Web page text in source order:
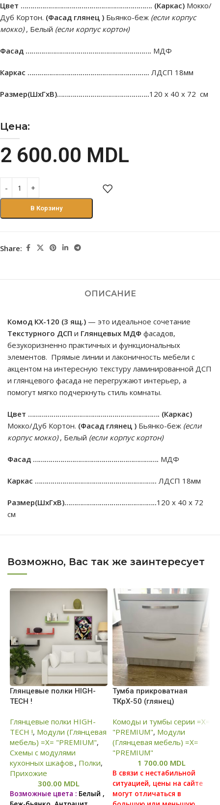
Цвет …………………………………………………………. (Каркас) Мокко/
Дуб Кортон. (Фасад глянец ) Бьянко-беж (если корпус
мокко), Белый (если корпус кортон)
Фасад ………………………………………………………. МДФ
Каркас …………………………………………………….. ЛДСП 18мм
Размер(ШхГхВ)………………………………………..120 х 40 х 72 см
Цена:
2 600.00 MDL
В Корзину
Share:
ОПИСАНИЕ
Комод КХ-120 (3 ящ.) — это идеальное сочетание
Текстурного ДСП и Глянцевых МДФ фасадов,
безукоризненно практичных и функциональных
элементов. Прямые линии и лаконичность мебели с
акцентом на интересную текстуру ламинированной ДСП
и глянцевого фасада не перегружают интерьер, а
помогут мягко подчеркнуть стиль комнаты.
Цвет …………………………………………………………. (Каркас)
Мокко/Дуб Кортон. (Фасад глянец ) Бьянко-беж (если
корпус мокко), Белый (если корпус кортон)
Фасад ………………………………………………………. МДФ
Каркас …………………………………………………….. ЛДСП 18мм
Размер(ШхГхВ)………………………………………..120 х 40 х 72
см
Возможно, Вас так же заинтересует
Глянцевые полки HIGH-
TECH !
Глянцевые полки HIGH-
TECH !, Модули (Глянцевая
мебель) =Х= "PREMIUM",
Схемы c модулями
кухонных шкафов., Полки,
Прихожие
300.00 MDL
Возможные цвета : Белый ,
Тумба прикроватная
ТКрХ-50 (глянец)
Комоды и тумбы серии =Х=
"PREMIUM", Модули
(Глянцевая мебель) =Х=
"PREMIUM"
1 700.00 MDL
В связи с нестабильной
ситуацией, цены на сайте
могут отличаться в